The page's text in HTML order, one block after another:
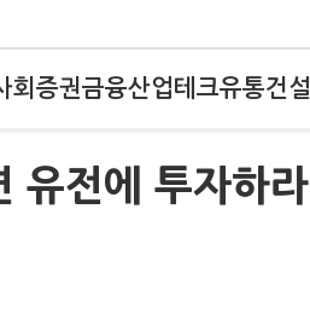
회 증권금융산업테크유통건설
유전에 투자하라